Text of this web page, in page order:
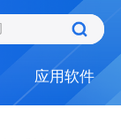
应用软件